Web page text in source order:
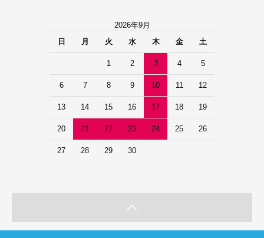
2026年9月
日
月 火 水 木 金 土
1 2 3 4 5
6 7 8 9 10 11 12
13 14 15 16 17 18 19
20 21 22 23 24 25 26
27 28 29 30